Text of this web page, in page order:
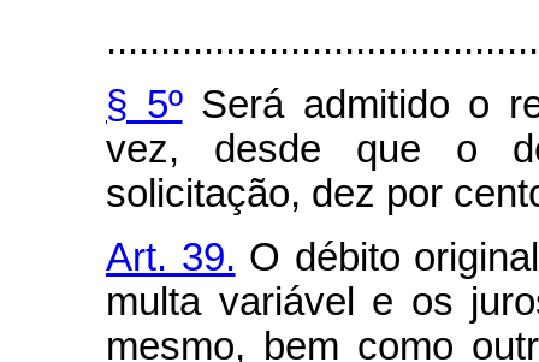
§ 5ºSerá admitido o
vez, desde que o
solicitação, dez por
Art. 39. O débito
multa variável e os
mesmo, bem como